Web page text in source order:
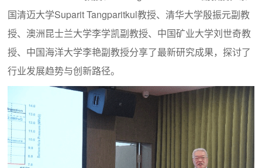
国清迈大学Suparit Tangparitkul教授、清华大学殷振元副教
授、澳洲昆士兰大学李学凯副教授、中国矿业大学刘世奇教
授、中国海洋大学李艳副教授分享了最新研究成果，探讨了
行业发展趋势与创新路径。